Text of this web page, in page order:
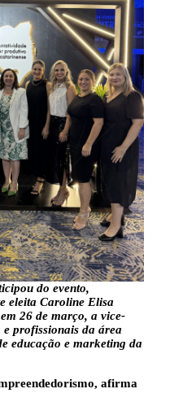
do evento,
eleita Caroline Elisa
26 de março, a vice-
e profissionais da área
educação e marketing da
afirma